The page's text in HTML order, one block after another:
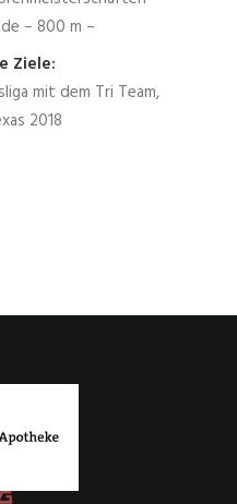
– 800 m –
Ziele:
mit dem Tri Team,
2018